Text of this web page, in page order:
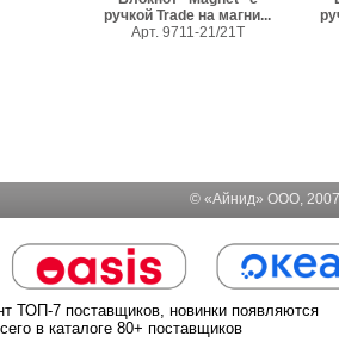
ручкой Trade на магни...
Арт. 9711-21/21T
© «Айнид» ООО,
ТОП-7 поставщиков, новинки появляются
в каталоге 80+ поставщиков